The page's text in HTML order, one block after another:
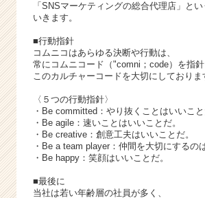
「SNSマーケティングの総合代理店」と
いきます。
■行動指針
コムニコはあらゆる決断や行動は、
常にコムニコード（"comni；code）を指針
このカルチャーコードを大切にしておりま
〈５つの行動指針〉
・Be committed：やり抜くことはいいこと
・Be agile：速いことはいいことだ。
・Be creative：創意工夫はいいことだ。
・Be a team player：仲間を大切にするの
・Be happy：笑顔はいいことだ。
■最後に
当社は若い年齢層の社員が多く、